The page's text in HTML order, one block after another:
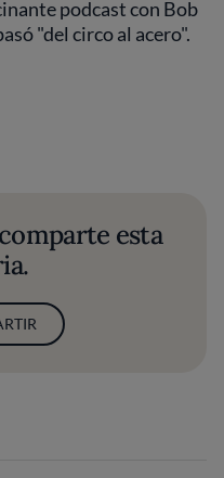
podcast con Bob
"del circo al acero".
esta